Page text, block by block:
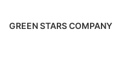
GREEN STARS COMPANY